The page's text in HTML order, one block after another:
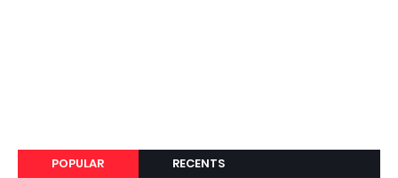
POPULAR RECENTS